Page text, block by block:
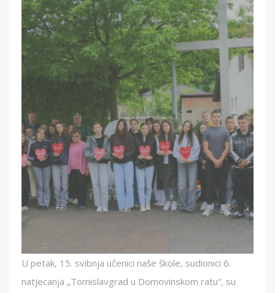
U petak, 15. svibnja učenici naše škole, sudionici 6.
natjecanja „Tomislavgrad u Domovinskom ratu“, su